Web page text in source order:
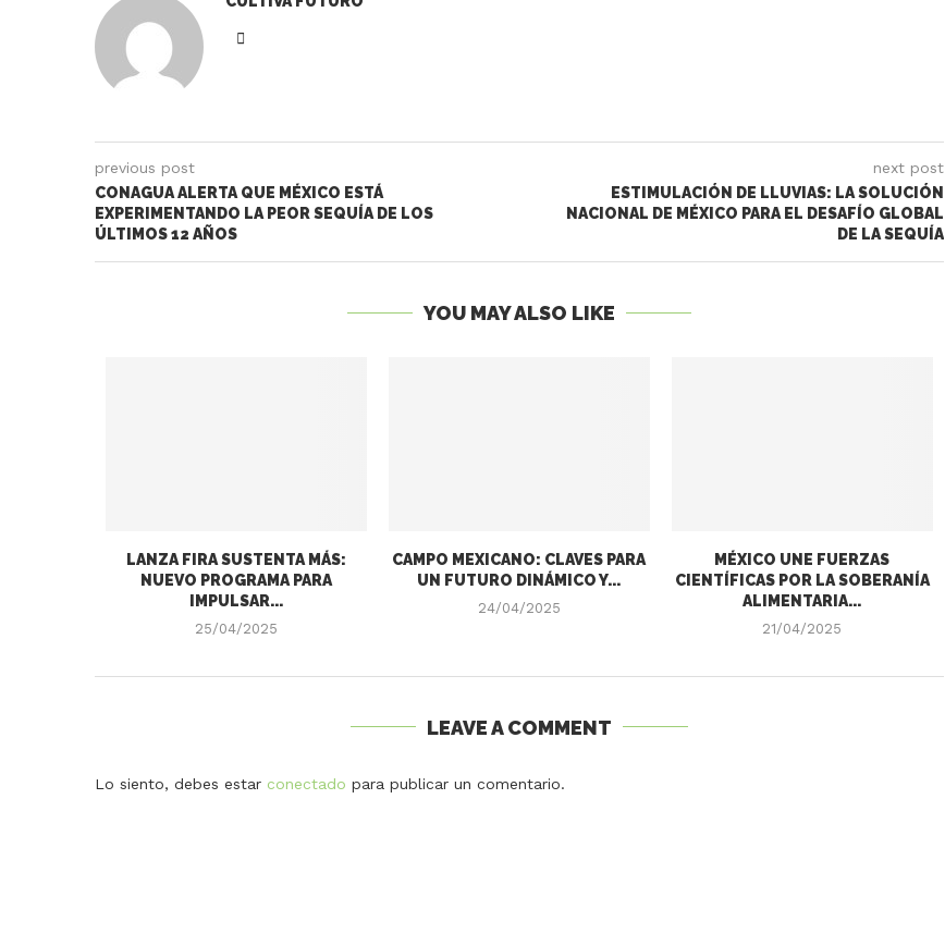
previous post
CONAGUA ALERTA QUE MÉXICO ESTÁ
EXPERIMENTANDO LA PEOR SEQUÍA DE LOS
ÚLTIMOS 12 AÑOS
next post
ESTIMULACIÓN DE LLUVIAS: LA SOLUCIÓN
NACIONAL DE MÉXICO PARA EL DESAFÍO GLOBAL
DE LA SEQUÍA
YOU MAY ALSO LIKE
LANZA FIRA SUSTENTA MÁS:
NUEVO PROGRAMA PARA
IMPULSAR...
25/04/2025
CAMPO MEXICANO: CLAVES PARA
UN FUTURO DINÁMICO Y...
24/04/2025
MÉXICO UNE FUERZAS
CIENTÍFICAS POR LA SOBERANÍA
ALIMENTARIA...
21/04/2025
LEAVE A COMMENT
Lo siento, debes estar conectado para publicar un comentario.